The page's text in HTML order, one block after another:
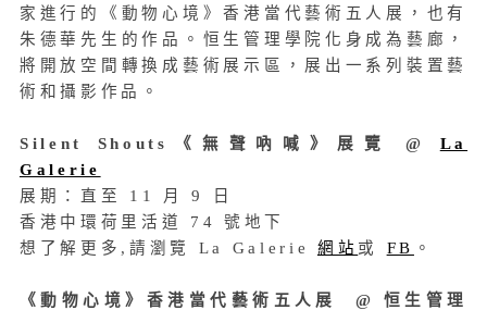
家進行的《動物心境》香港當代藝術五人展，也有
朱德華先生的作品。恒生管理學院化身成為藝廊，
將開放空間轉換成藝術展示區，展出一系列裝置藝
術和攝影作品。
Silent Shouts《無聲吶喊》展覽 @ La
Galerie
展期：直至 11 月 9 日
香港中環荷里活道 74 號地下
想了解更多,請瀏覽 La Galerie 網站 或 FB 。
《動物心境》香港當代藝術五人展 @ 恒生管理